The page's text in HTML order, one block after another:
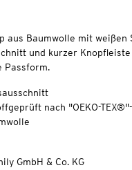
aus Baumwolle mit
und kurzer
Passform.
nach "OEKO-
GmbH & Co. KG